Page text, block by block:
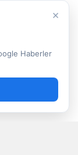
×
Haberler
kapalı
09:54
Haberleri